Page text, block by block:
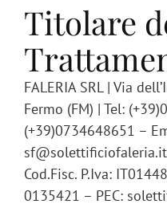
Titolare
FALERIA SRL | Via
Fermo (FM) | Tel:
(+39)0734648651 –
sf@solettificiofaleria.it
Cod.Fisc. P.Iva:
0135421 – PEC: